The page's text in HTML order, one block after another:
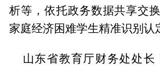
析等，依托政务数据共享交
家庭经济困难学生精准识别认
山东省教育厅财务处处长